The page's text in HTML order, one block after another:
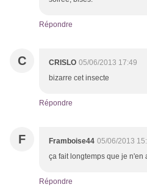
Répondre
C CRISLO 05/06/2013 17:49
bizarre cet insecte
Répondre
F Framboise44 05/06/2013
ça fait longtemps que je n'en
Répondre